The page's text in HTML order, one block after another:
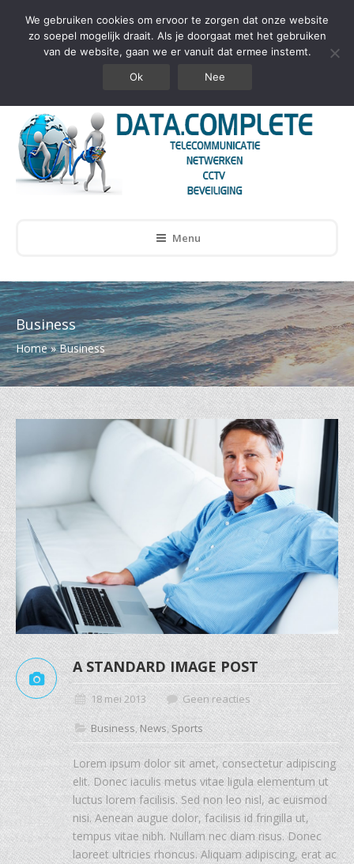
info@datacomplete.nl +31859020370
Menu
Business
Home »Business
A STANDARD IMAGE POST
18 mei 2013 Geen reacties
Business,News,Sports
Lorem ipsum dolor sit amet, consectetur adipiscing
elit. Donec iaculis metus vitae ligula elementum ut
luctus lorem facilisis. Sed non leo nisl, ac euismod
nisi. Aenean augue dolor, facilisis id fringilla ut,
tempus vitae nibh. Nullam nec diam risus. Donec
laoreet ultricies rhoncus. Aliquam adipiscing, erat ac
We gebruiken cookies om ervoor te zorgen dat onze website
zo soepel mogelijk draait. Als je doorgaat met het gebruiken
van de website, gaan we er vanuit dat ermee instemt.
Ok
Nee